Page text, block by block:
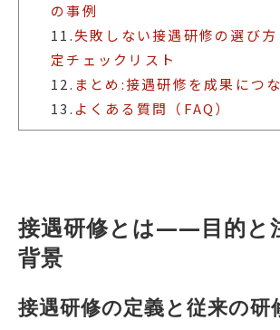
の事例
11.失敗しない接遇研修の選び
定チェックリスト
12. まとめ:接遇研修を成果につ
13. よくある質問（FAQ）
接遇研修とは——目的と
背景
接遇研修の定義と従来の研